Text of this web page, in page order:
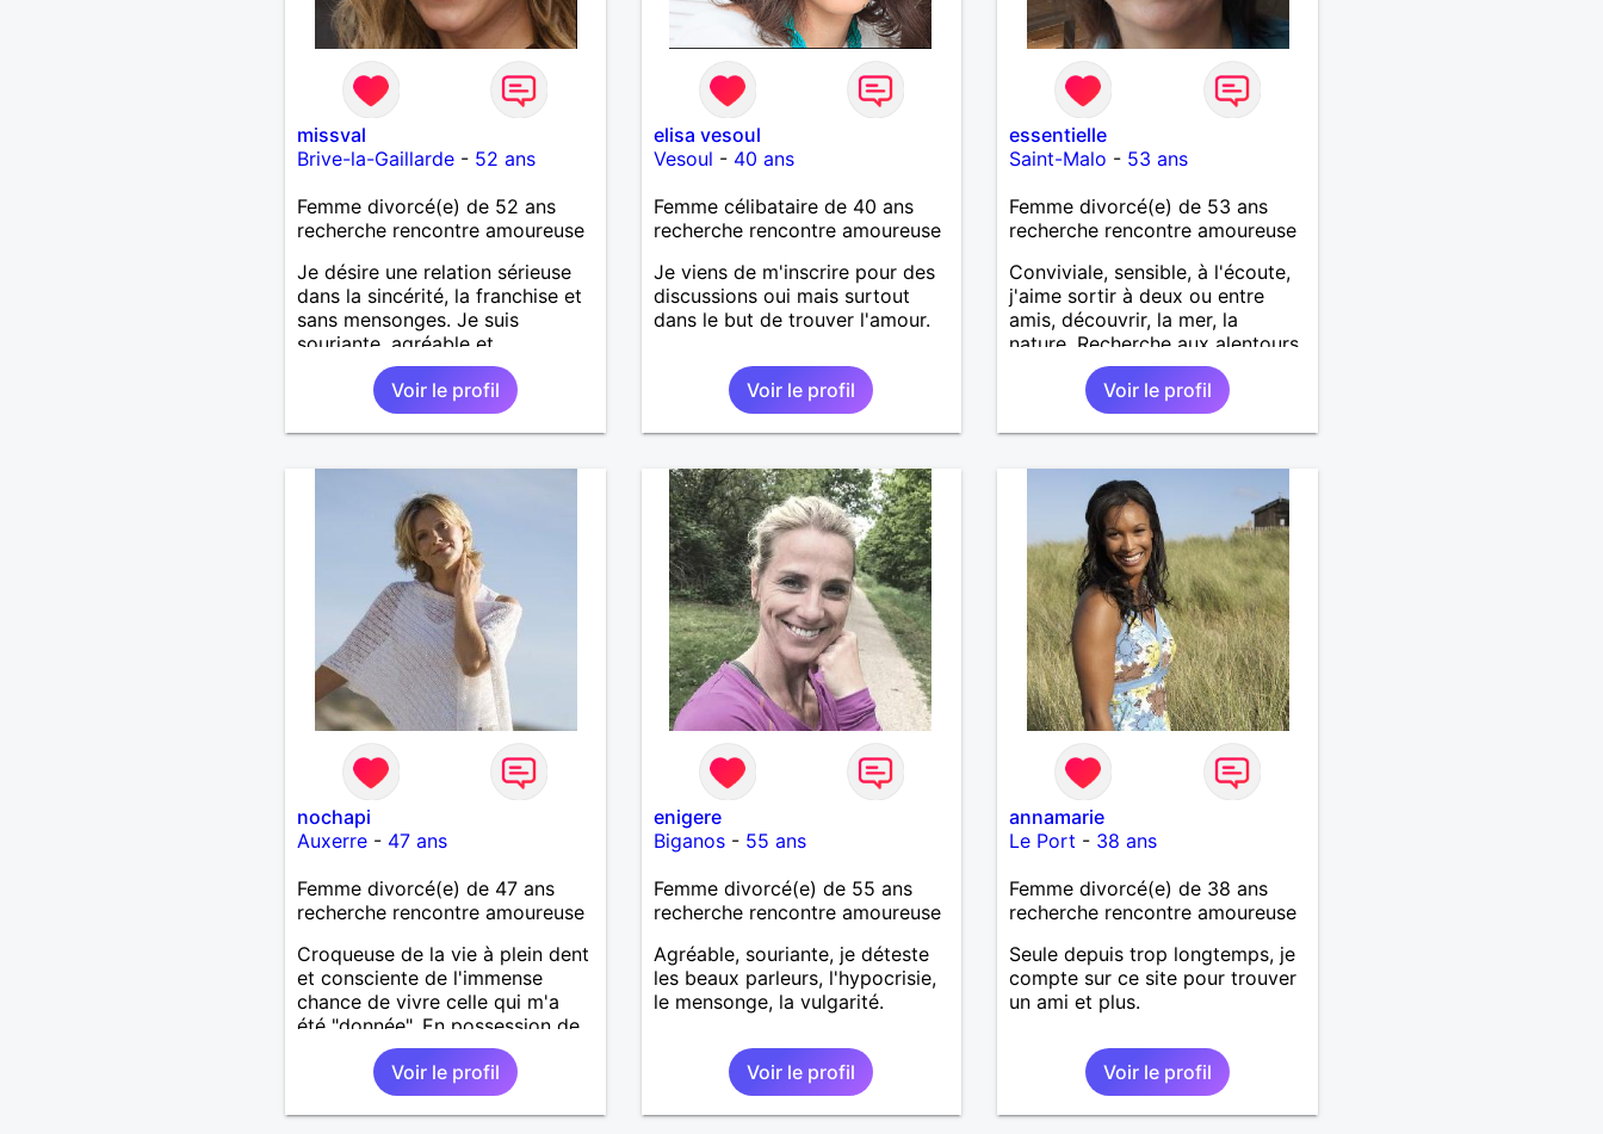
missval
Brive-la-Gaillarde- 52 ans
Femme divorcé(e) de 52 ans
recherche rencontre amoureuse
Je désire une relation sérieuse
dans la sincérité, la franchise et
sans mensonges. Je suis
souriante, agréable et
respectueuse tout en désirant
passer de bons moments de
complicité avec un homme
voulant aller dans la même
Voir le profil
elisa vesoul
Vesoul - 40 ans
Femme célibataire de 40 ans
recherche rencontre amoureuse
Je viens de m'inscrire pour des
discussions oui mais surtout
dans le but de trouver l'amour.
Voir le profil
essentielle
Saint-Malo - 53 ans
Femme divorcé(e) de 53 ans
recherche rencontre amoureuse
Conviviale, sensible, à l'écoute,
j'aime sortir à deux ou entre
amis, découvrir, la mer, la
nature. Recherche aux alentours
de Saint-Malo
Voir le profil
nochapi
Auxerre- 47 ans
Femme divorcé(e) de 47 ans
recherche rencontre amoureuse
Croqueuse de la vie à plein dent
et consciente de l'immense
chance de vivre celle qui m'a
été "donnée". En possession de
toutes ses facultés mentales et
physiques. Célibataire mais pas
solitaire, je mène une vie bien
remplie. Je ne suis pas sur ce
Voir le profil
enigere
Biganos- 55 ans
Femme divorcé(e) de 55 ans
recherche rencontre amoureuse
Agréable, souriante, je déteste
les beaux parleurs, l'hypocrisie,
le mensonge, la vulgarité.
Voir le profil
annamarie
Le Port - 38 ans
Femme divorcé(e) de 38 ans
recherche rencontre amoureuse
Seule depuis trop longtemps, je
compte sur ce site pour trouver
un ami et plus.
Voir le profil